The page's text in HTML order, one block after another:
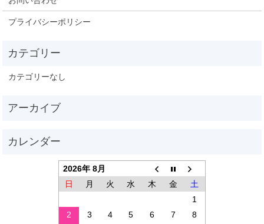
プライバシーポリシー
カテゴリーなし
2026年 8月
日
月 火 水 木 金
土
1
2
3 4 5 6 7
8